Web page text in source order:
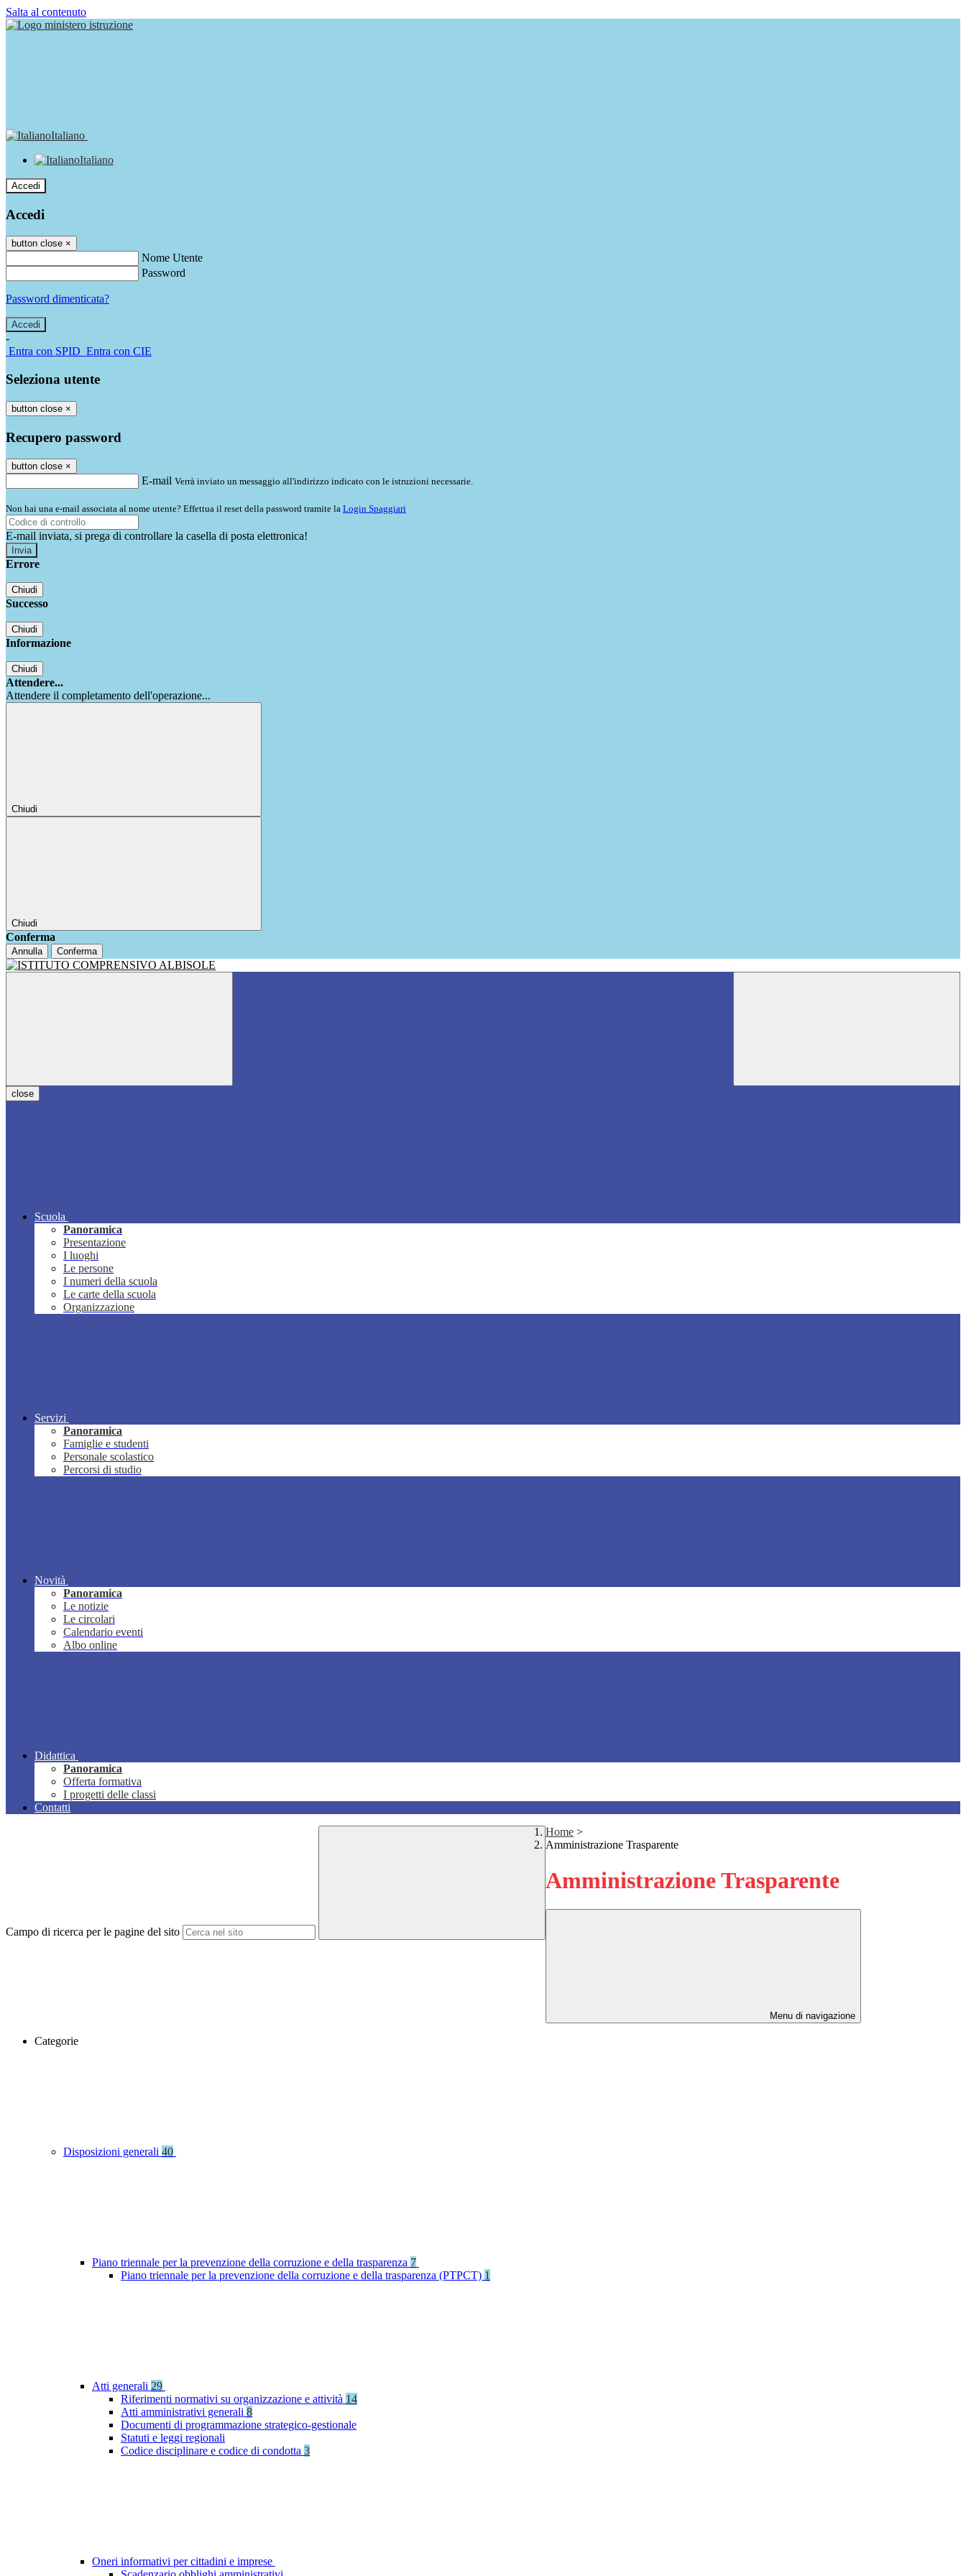
Salta al contenuto
Italiano
Italiano
Accedi
Accedi
button close ×
Nome Utente
Password
Password dimenticata?
-
Entra con SPID Entra con CIE
Seleziona utente
button close ×
Recupero password
button close ×
E-mail Verrà inviato un messaggio all'indirizzo indicato con le istruzioni necessarie.
Non hai una e-mail associata al nome utente? Effettua il reset della password tramite la Login Spaggiari
E-mail inviata, si prega di controllare la casella di posta elettronica!
Errore
Chiudi
Successo
Chiudi
Informazione
Chiudi
Attendere...
Attendere il completamento dell'operazione...
Chiudi
Chiudi
Conferma
Annulla Conferma
close
Scuola
Panoramica
Presentazione
I luoghi
Le persone
I numeri della scuola
Le carte della scuola
Organizzazione
Servizi
Panoramica
Famiglie e studenti
Personale scolastico
Percorsi di studio
Novità
Panoramica
Le notizie
Le circolari
Calendario eventi
Albo online
Didattica
Panoramica
Offerta formativa
I progetti delle classi
Contatti
Campo di ricerca per le pagine del sito
Home >
Amministrazione Trasparente
Amministrazione Trasparente
Menu di navigazione
Categorie
Disposizioni generali 40
Piano triennale per la prevenzione della corruzione e della trasparenza 7
Piano triennale per la prevenzione della corruzione e della trasparenza (PTPCT) 1
Atti generali 29
Riferimenti normativi su organizzazione e attività 14
Atti amministrativi generali 8
Documenti di programmazione strategico-gestionale
Statuti e leggi regionali
Codice disciplinare e codice di condotta 3
Oneri informativi per cittadini e imprese